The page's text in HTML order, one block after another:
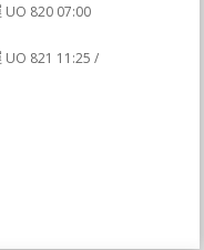
UO 820 07:00
UO 821 11:25 /